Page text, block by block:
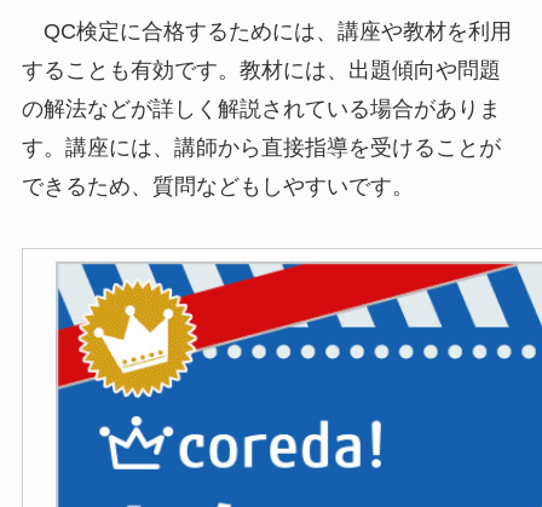
QC検定に合格するためには、講座や教材を利用
することも有効です。教材には、出題傾向や問題
の解法などが詳しく解説されている場合がありま
す。講座には、講師から直接指導を受けることが
できるため、質問などもしやすいです。